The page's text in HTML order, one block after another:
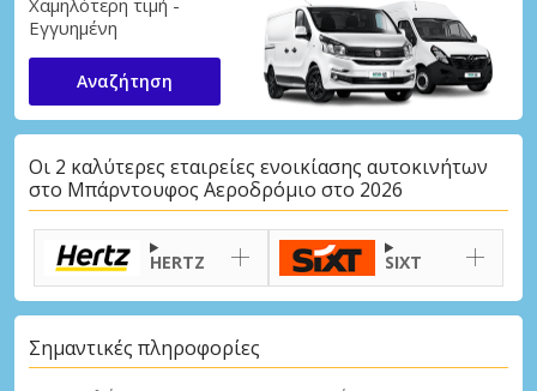
Εγγυημένη
Αναζήτηση
Οι 2 καλύτερες εταιρείες ενοικίασης αυτοκινήτων
στο Μπάρντουφος Αεροδρόμιο στο 2026
HERTZ SIXT
Σημαντικές πληροφορίες